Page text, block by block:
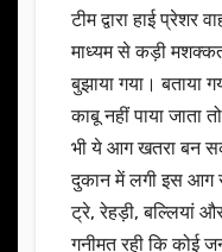
टीम द्वारा हाई
माध्यम से कड़ी
बुझाया गया। बताया
काबू नहीं पाया जाता
भी ये आग खतरा बन
दुकान में लगी इस आग
ट्रे, रेहड़ी, बल्लियां
गनीमत रही कि कोई